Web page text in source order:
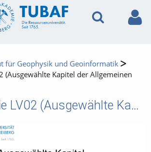
für Geophysik und Geoinformatik
(Ausgewählte Kapitel der Allgemeinen
Meteorologie LV02 (Ausgewählte Kapitel der Allgemeinen Geophysik)